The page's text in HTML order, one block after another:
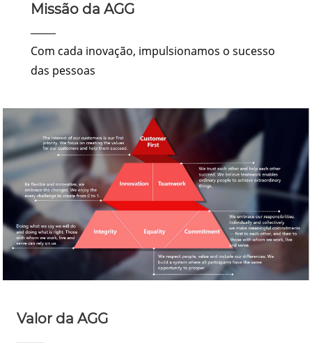
Missão da AGG
Com cada inovação, impulsionamos o sucesso
das pessoas
Valor da AGG